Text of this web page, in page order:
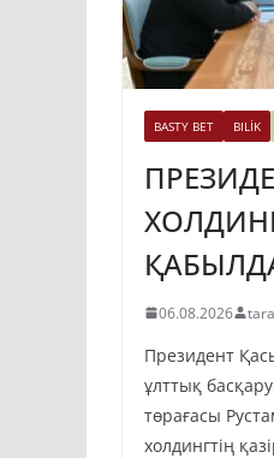
BASTY BET BILİK
06.08.2026
Президент
ұлттық
төрағасы
холдингтің